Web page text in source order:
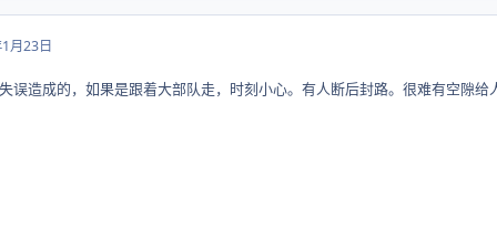
月23日
误造成的，如果是跟着大部队走，时刻小心。有人断后封路。很难有空隙给